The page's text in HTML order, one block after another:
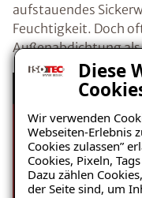
Diese
Wir verwenden
Webseiten-Erlebnis
Cookies zulassen”
Cookies, Pixeln,
Dazu zählen
der Seite sind, um
aufstauendes
Feuchtigkeit. Doch
Außenabdichtung
Drainage (bzw.
Sie WIRKLICH